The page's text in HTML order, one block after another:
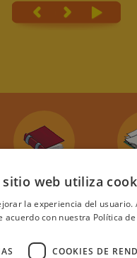
PUBLICADO EL:
06-2020
sitio web utiliza
la experiencia del
acuerdo con nuestra Política
COOKIES DE